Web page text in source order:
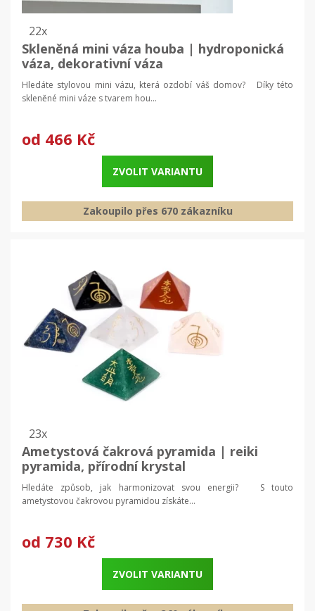
22x
Skleněná mini váza houba | hydroponická
váza, dekorativní váza
Hledáte stylovou mini vázu, která ozdobí váš domov? Díky této
skleněné mini váze s tvarem hou...
od 466 Kč
ZVOLIT VARIANTU
Zakoupilo přes 670 zákazníku
23x
Ametystová čakrová pyramida | reiki
pyramida, přírodní krystal
Hledáte způsob, jak harmonizovat svou energii? S touto
ametystovou čakrovou pyramidou získáte...
od 730 Kč
ZVOLIT VARIANTU